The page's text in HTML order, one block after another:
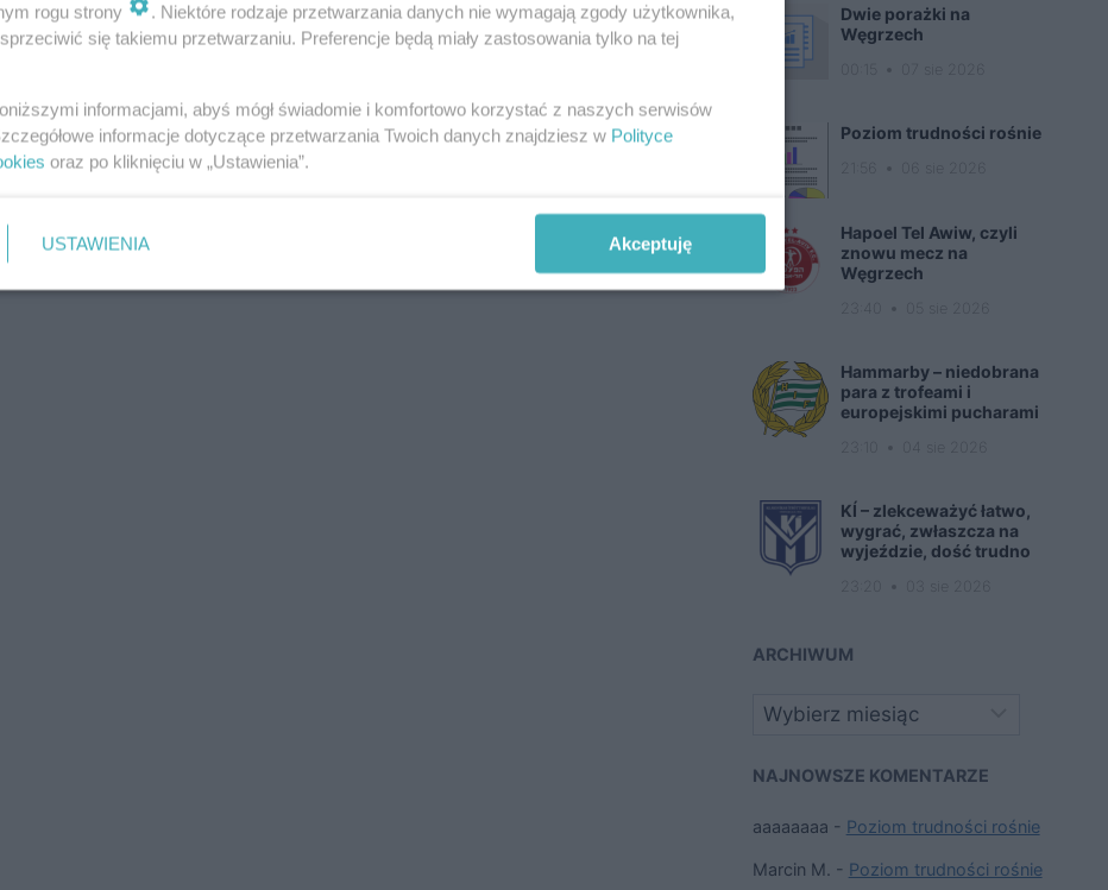
Dwie porażki na
Węgrzech
Poziom trudności rośnie
Hapoel Tel Awiw, czyli
znowu mecz na
Węgrzech
Hammarby – niedobrana
para z trofeami i
europejskimi pucharami
KÍ – zlekceważyć łatwo,
wygrać, zwłaszcza na
wyjeździe, dość trudno
ARCHIWUM
Archiwa
NAJNOWSZE KOMENTARZE
aaaaaaaa - Poziom trudności rośnie
Marcin M. - Poziom trudności rośnie
rogu strony
. Niektóre rodzaje przetwarzania danych nie wymagają zgody użytkownika,
się takiemu przetwarzaniu. Preferencje będą miały zastosowania tylko na tej
informacjami, abyś mógł świadomie i komfortowo korzystać z naszych serwisów
informacje dotyczące przetwarzania Twoich danych znajdziesz w Polityce
oraz po kliknięciu w „Ustawienia”.
USTAWIENIA Akceptuję